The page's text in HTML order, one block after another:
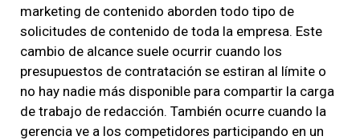
marketing de contenido aborden todo tipo de
solicitudes de contenido de toda la empresa. Este
cambio de alcance suele ocurrir cuando los
presupuestos de contratación se estiran al límite o
no hay nadie más disponible para compartir la carga
de trabajo de redacción. También ocurre cuando la
gerencia ve a los competidores participando en un